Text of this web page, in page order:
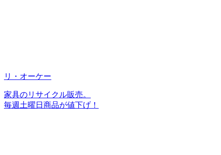
リ・オーケー
家具のリサイクル販売。
毎週土曜日商品が値下げ！